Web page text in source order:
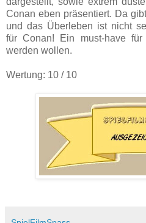
Conan eben präsentiert. Da
und das Überleben ist nicht
für Conan! Ein must-have
werden wollen.
Wertung: 10 / 10